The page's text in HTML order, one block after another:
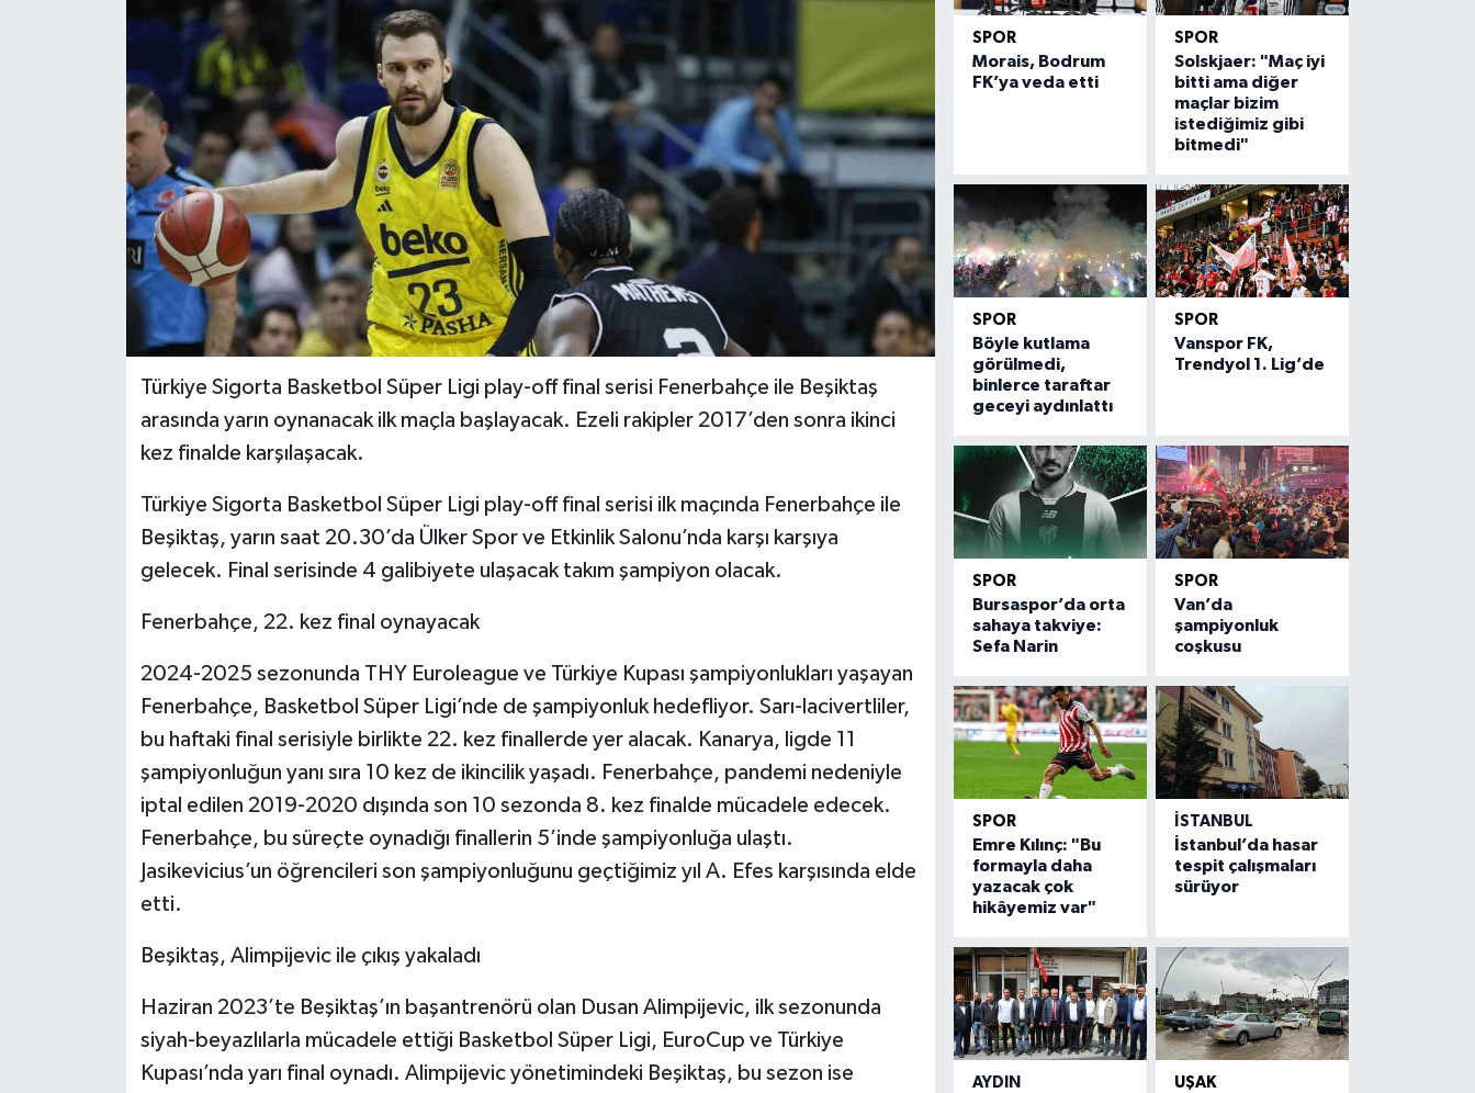
Türkiye Sigorta Basketbol Süper Ligi play-off final serisi Fenerbahçe ile Beşiktaş
arasında yarın oynanacak ilk maçla başlayacak. Ezeli rakipler 2017’den sonra ikinci
kez finalde karşılaşacak.
Türkiye Sigorta Basketbol Süper Ligi play-off final serisi ilk maçında Fenerbahçe ile
Beşiktaş, yarın saat 20.30’da Ülker Spor ve Etkinlik Salonu’nda karşı karşıya
gelecek. Final serisinde 4 galibiyete ulaşacak takım şampiyon olacak.
Fenerbahçe, 22. kez final oynayacak
2024-2025 sezonunda THY Euroleague ve Türkiye Kupası şampiyonlukları yaşayan
Fenerbahçe, Basketbol Süper Ligi’nde de şampiyonluk hedefliyor. Sarı-lacivertliler,
bu haftaki final serisiyle birlikte 22. kez finallerde yer alacak. Kanarya, ligde 11
şampiyonluğun yanı sıra 10 kez de ikincilik yaşadı. Fenerbahçe, pandemi nedeniyle
iptal edilen 2019-2020 dışında son 10 sezonda 8. kez finalde mücadele edecek.
Fenerbahçe, bu süreçte oynadığı finallerin 5’inde şampiyonluğa ulaştı.
Jasikevicius’un öğrencileri son şampiyonluğunu geçtiğimiz yıl A. Efes karşısında elde
etti.
Beşiktaş, Alimpijevic ile çıkış yakaladı
Haziran 2023’te Beşiktaş’ın başantrenörü olan Dusan Alimpijevic, ilk sezonunda
siyah-beyazlılarla mücadele ettiği Basketbol Süper Ligi, EuroCup ve Türkiye
Kupası’nda yarı final oynadı. Alimpijevic yönetimindeki Beşiktaş, bu sezon ise
SPOR
Morais, Bodrum
FK’ya veda etti
SPOR
Solskjaer: "Maç iyi
bitti ama diğer
maçlar bizim
istediğimiz gibi
bitmedi"
SPOR
Böyle kutlama
görülmedi,
binlerce taraftar
geceyi aydınlattı
SPOR
Vanspor FK,
Trendyol 1. Lig’de
SPOR
Bursaspor’da orta
sahaya takviye:
Sefa Narin
SPOR
Van’da
şampiyonluk
coşkusu
SPOR
Emre Kılınç: "Bu
formayla daha
yazacak çok
hikâyemiz var"
İSTANBUL
İstanbul’da hasar
tespit çalışmaları
sürüyor
AYDIN UŞAK